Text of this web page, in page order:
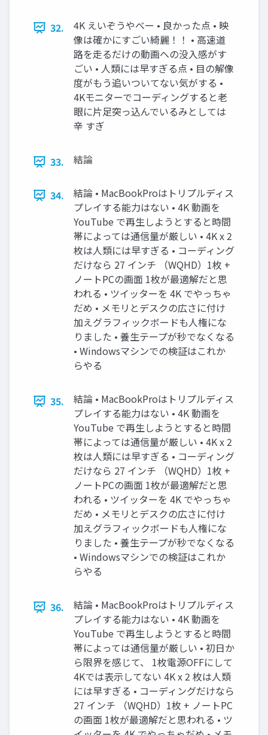
32.
4K えいぞうやべー • 良かった点 • 映
像は確かにすごい綺麗！！ • 高速道
路を走るだけの動画への没入感がす
ごい • 人類には早すぎる点 • 目の解像
度がもう追いついてない気がする •
4Kモニターでコーディングすると老
眼に片足突っ込んでいるみとしては
辛 すぎ
33. 結論
34.
結論 • MacBookProはトリプルディス
プレイする能力はない • 4K 動画を
YouTube で再生しようとすると時間
帯によっては通信量が厳しい • 4K x 2
枚は人類には早すぎる • コーディング
だけなら 27 インチ （WQHD）1枚 +
ノートPCの画面 1枚が最適解だと思
われる • ツイッターを 4K でやっちゃ
だめ • メモリとデスクの広さに付け
加えグラフィックボードも人権にな
りました • 養生テープが秒でなくなる
• Windowsマシンでの検証はこれか
らやる
35.
結論 • MacBookProはトリプルディス
プレイする能力はない • 4K 動画を
YouTube で再生しようとすると時間
帯によっては通信量が厳しい • 4K x 2
枚は人類には早すぎる • コーディング
だけなら 27 インチ （WQHD）1枚 +
ノートPCの画面 1枚が最適解だと思
われる • ツイッターを 4K でやっちゃ
だめ • メモリとデスクの広さに付け
加えグラフィックボードも人権にな
りました • 養生テープが秒でなくなる
• Windowsマシンでの検証はこれか
らやる
36.
結論 • MacBookProはトリプルディス
プレイする能力はない • 4K 動画を
YouTube で再生しようとすると時間
帯によっては通信量が厳しい • 初日か
ら限界を感じて、 1枚電源OFFにして
4Kでは表示してない 4K x 2 枚は人類
には早すぎる • コーディングだけなら
27 インチ （WQHD）1枚 + ノートPC
の画面 1枚が最適解だと思われる • ツ